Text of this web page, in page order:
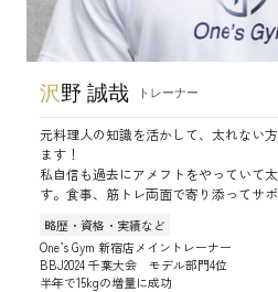
沢野 誠哉 トレーナー
元料理人の知識を活かして、太れない
ます！
私自信も過去にアメフトをやっていて
す。食事、筋トレ両面で寄り添ってサ
略歴・資格・実績など
One’s Gym 新宿店メイントレーナー
BBJ2024 千葉大会 モデル部門4位
半年で15kgの増量に成功